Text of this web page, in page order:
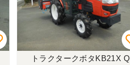
トラクタークボタKB21X Q